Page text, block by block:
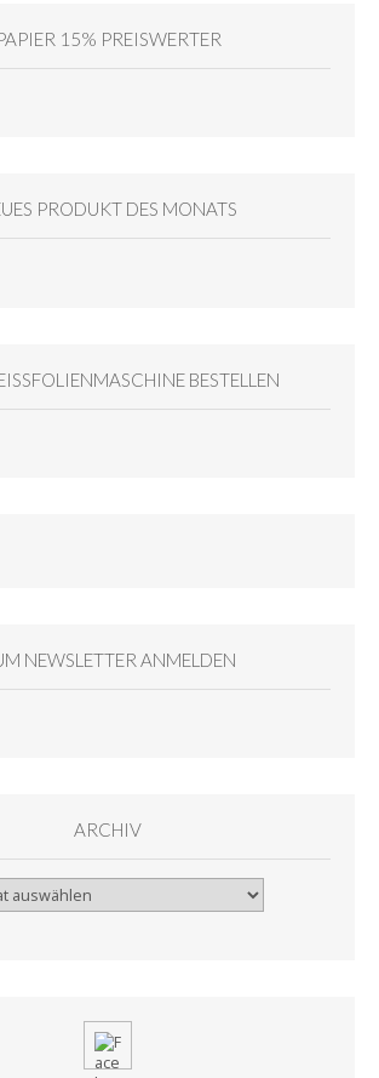
15% PREISWERTER
PRODUKT DES MONATS
BESTELLEN
NEWSLETTER ANMELDEN
ARCHIV